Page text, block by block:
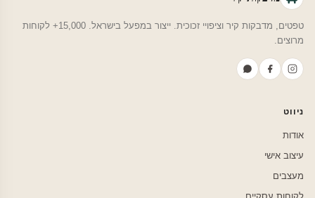
טפטים, מדבקות קיר וציפויי זכוכית. ייצור במפעל בישראל. 15,000+ לקוחות
מרוצים.
ניווט
אודות
עיצוב אישי
מעצבים